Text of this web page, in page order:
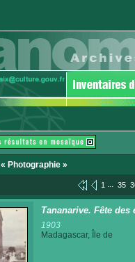
« Photographie »
1 ... 35
Tananarive. Fête des
1903
Madagascar, Île de